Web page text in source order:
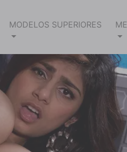
MODELOS SUPERIORES